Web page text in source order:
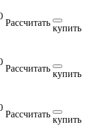
Рассчитать
купить
Рассчитать
купить
Рассчитать
купить